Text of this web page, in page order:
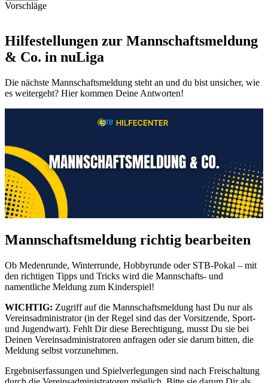
Vorschläge
Hilfestellungen zur Mannschaftsmeldung
& Co. in nuLiga
Die nächste Mannschaftsmeldung steht an und du bist unsicher, wie
es weitergeht? Hier kommen Deine Antworten!
Mannschaftsmeldung richtig bearbeiten
Ob Medenrunde, Winterrunde, Hobbyrunde oder STB-Pokal – mit
den richtigen Tipps und Tricks wird die Mannschafts- und
namentliche Meldung zum Kinderspiel!
WICHTIG: Zugriff auf die Mannschaftsmeldung hast Du nur als
Vereinsadministrator (in der Regel sind das der Vorsitzende, Sport-
und Jugendwart). Fehlt Dir diese Berechtigung, musst Du sie bei
Deinen Vereinsadministratoren anfragen oder sie darum bitten, die
Meldung selbst vorzunehmen.
Ergebniserfassungen und Spielverlegungen sind nach Freischaltung